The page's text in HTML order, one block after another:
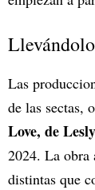
Las
de las sectas,
Love, de
2024. La obra
distintas que